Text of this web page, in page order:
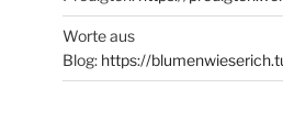
Worte aus
Blog: https://